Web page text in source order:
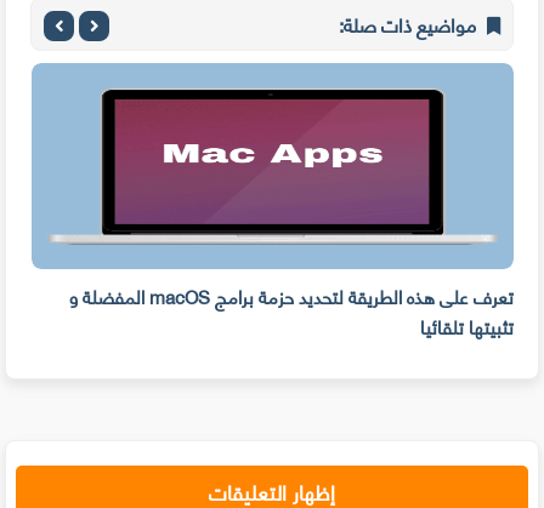
مواضيع ذات صلة:
تعرف على هذه الطريقة لتحديد حزمة برامج macOS المفضلة و
تثبيتها تلقائيا
إظهار التعليقات